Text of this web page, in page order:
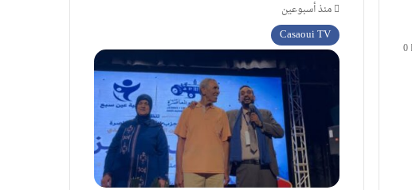
0
منذ أسبوعين
Casaoui TV